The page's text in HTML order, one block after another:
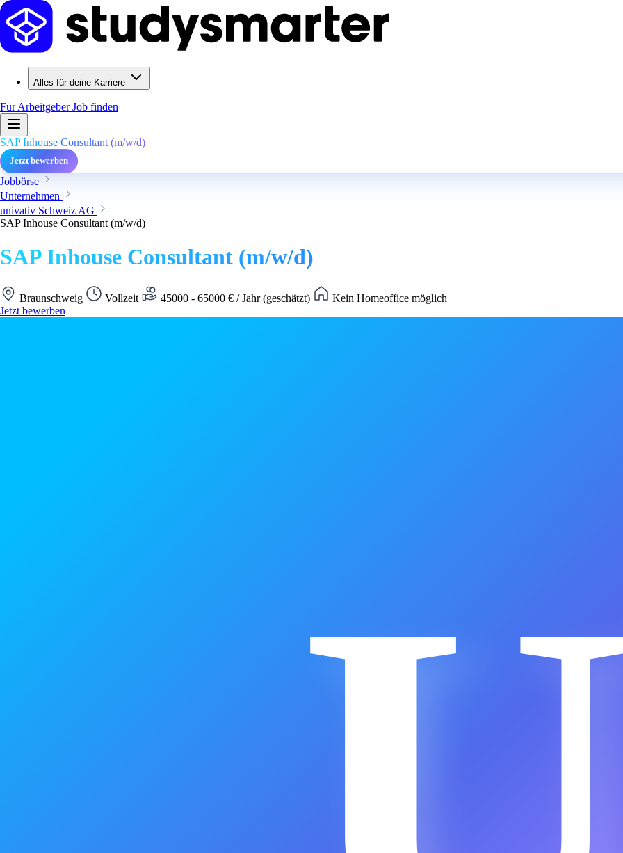
Alles für deine Karriere
Für ArbeitgeberJob finden
SAP Inhouse Consultant (m/w/d)
Jetzt bewerben
Jobbörse
Unternehmen
univativ Schweiz AG
SAP Inhouse Consultant (m/w/d)
SAP Inhouse Consultant (m/w/d)
Braunschweig Vollzeit 45000 - 65000 € / Jahr (geschätzt)
Kein Homeoffice möglich
Jetzt bewerben